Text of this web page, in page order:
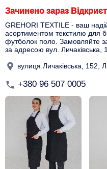
Зачинено зараз
GREHORI TEXTILE - ваш
асортиментом текстилю для
футболок поло. Замовляйте
за адресою вул. Личаківська,
вулиця Личаківська, 152,
+380 96 507 0005